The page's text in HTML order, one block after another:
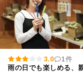
3.0
1件
雨の日でも楽しめる、